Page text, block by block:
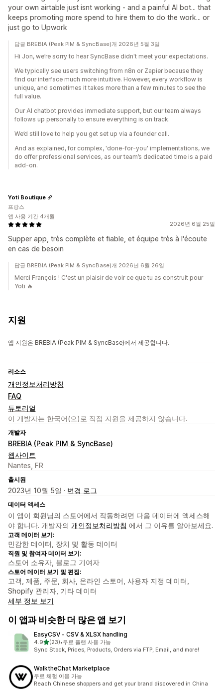
your own airtable just isnt working - and a painful AI bot... that
keeps promoting more spend to hire them to do the work... or
just go to Upwork
답글 BREBIA (Peak PIM & SyncBase)개 2026년 5월 3일
Hi Jon, we’re sorry to hear SyncBase didn't meet your expectations.
We typically see users switching from n8n or Zapier because they
find our interface much more intuitive. However, every workflow is
unique, and sometimes it takes more than a few minutes to see the
full value.
Our AI chatbot provides immediate support, but our team always
follows up personally to ensure everything is on track.
We’d still love to help you get set up via a founder call.
And as explained, for complex, 'done-for-you' implementations, we
do offer professional services, as our team’s dedicated time is a paid
add-on.
2026년 6월 25일
Supper app, très complète et fiable, et équipe très à l'écoute
en cas de besoin
Yoti Boutique
프랑스
앱 사용 기간 4개월
답글 BREBIA (Peak PIM & SyncBase)개 2026년 6월 26일
Merci François ! C'est un plaisir de voir ce que tu as construit pour
Yoti 🔥
지원
앱 지원은 BREBIA (Peak PIM & SyncBase)에서 제공합니다.
리소스
개인정보처리방침
FAQ
튜토리얼
이 개발자는 한국어(으)로 직접 지원을 제공하지 않습니다.
개발자
BREBIA (Peak PIM & SyncBase)
웹사이트
Nantes, FR
출시됨
2023년 10월 5일 · 변경 로그
데이터 액세스
이 앱이 회원님의 스토어에서 작동하려면 다음 데이터에 액세스해
야 합니다. 개발자의 개인정보처리방침 에서 그 이유를 알아보세요.
고객 데이터 보기:
민감한 데이터, 장치 및 활동 데이터
직원 및 참여자 데이터 보기:
스토어 소유자, 블로그 기여자
스토어 데이터 보기 및 편집:
고객, 제품, 주문, 회사, 온라인 스토어, 사용자 지정 데이터,
Shopify 관리자, 기타 데이터
세부 정보 보기
이 앱과 비슷한 더 많은 앱 보기
EasyCSV ‑ CSV & XLSX handling
4.9별 5개 중
(23)
총 리뷰 23개
•무료 플랜 사용 가능
Sync Stock, Prices, Products, Orders via FTP, Email, and more!
WalktheChat Marketplace
무료 체험 이용 가능
Reach Chinese shoppers and get your brand discovered in China